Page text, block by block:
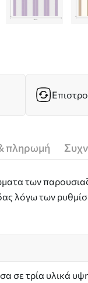
πληρωμή
των
λόγω των
σε τρία υλικά